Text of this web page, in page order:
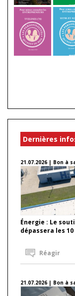
Dernières
21.07.2026 | Bon à
Énergie : Le
dépassera les
Réagir
21.07.2026 | Bon à